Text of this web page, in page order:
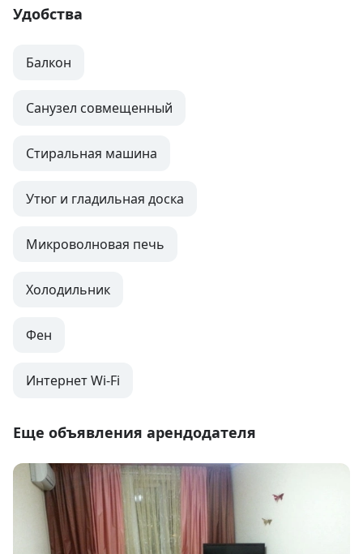
Удобства
Балкон
Санузел совмещенный
Стиральная машина
Утюг и гладильная доска
Микроволновая печь
Холодильник
Фен
Интернет Wi-Fi
Еще объявления арендодателя